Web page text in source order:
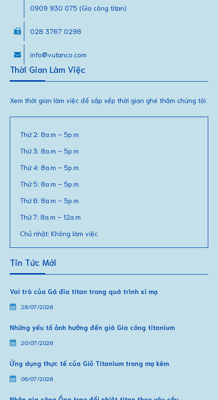
0909 930 075 (Gia công titan)
028 3767 0298
info@vutanco.com
Thời Gian Làm Việc
Xem thời gian làm việc để sắp xếp thời gian ghé thăm chúng tôi.
Thứ 2: 8a.m – 5p.m
Thứ 3: 8a.m – 5p.m
Thứ 4: 8a.m – 5p.m
Thứ 5: 8a.m – 5p.m
Thứ 6: 8a.m – 5p.m
Thứ 7: 8a.m – 12a.m
Chủ nhật: Không làm việc
Tin Tức Mới
Vai trò của Gá đĩa titan trong quá trình xi mạ
28/07/2026
Những yếu tố ảnh hưởng đến giá Gia công titanium
20/07/2026
Ứng dụng thực tế của Giỏ Titanium trong mạ kẽm
06/07/2026